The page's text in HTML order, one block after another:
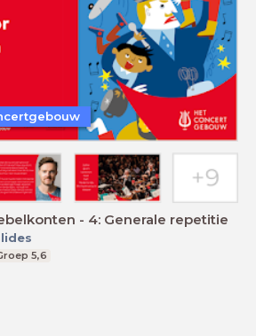
- 4: Generale repetitie
5,6